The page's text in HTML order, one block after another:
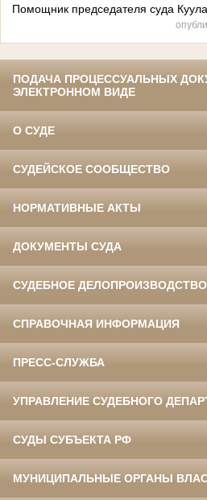
Помощник председателя суда
ПОДАЧА ПРОЦЕССУАЛЬНЫХ
ЭЛЕКТРОННОМ ВИДЕ
О СУДЕ
СУДЕЙСКОЕ СООБЩЕСТВО
НОРМАТИВНЫЕ АКТЫ
ДОКУМЕНТЫ СУДА
СУДЕБНОЕ ДЕЛОПРОИЗВОДСТВО
СПРАВОЧНАЯ ИНФОРМАЦИЯ
ПРЕСС-СЛУЖБА
УПРАВЛЕНИЕ СУДЕБНОГО
СУДЫ СУБЪЕКТА РФ
МУНИЦИПАЛЬНЫЕ ОРГАНЫ